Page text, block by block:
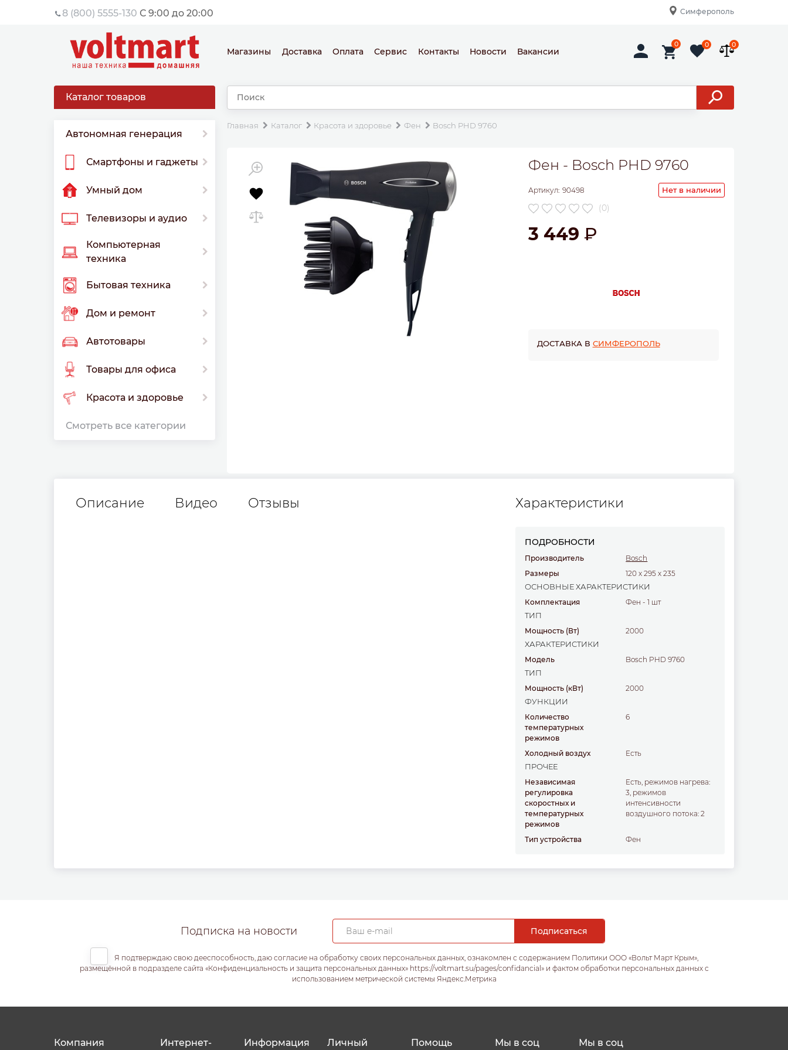
8 (800) 5555-130 С 9:00 до 20:00 Симферополь
Магазины Доставка Оплата Сервис Контакты Новости Вакансии
0 0 0
Каталог товаров
Автономная генерация
Смартфоны и гаджеты
Умный дом
Телевизоры и аудио
Компьютерная
техника
Бытовая техника
Дом и ремонт
Автотовары
Товары для офиса
Красота и здоровье
Смотреть все категории
Главная Каталог Красота и здоровье Фен Bosch PHD 9760
Фен - Bosch PHD 9760
Артикул: 90498 Нет в наличии
(0)
3 449
ДОСТАВКА В СИМФЕРОПОЛЬ
Описание Видео Отзывы Характеристики
ПОДРОБНОСТИ
Производитель
Bosch
Размеры
120 x295 x235
ОСНОВНЫЕ ХАРАКТЕРИСТИКИ
Комплектация Фен - 1 шт
ТИП
Мощность (Вт) 2000
ХАРАКТЕРИСТИКИ
Модель Bosch PHD 9760
ТИП
Мощность (кВт) 2000
ФУНКЦИИ
Количество
температурных
режимов
6
Холодный воздух есть
ПРОЧЕЕ
Независимая
регулировка
скоростных и
температурных
режимов
есть, режимов нагрева:
3, режимов
интенсивности
воздушного потока: 2
Тип устройства фен
Подписка на новости
Я подтверждаю свою дееспособность, даю согласие на обработку своих персональных данных, ознакомлен с содержанием Политики ООО «Вольт Март Крым»,
размещённой в подразделе сайта «Конфиденциальность и защита персональных данных» https://voltmart.su/pages/confidancial» и фактом обработки персональных данных с
использованием метрической системы Яндекс.Метрика
Компания Интернет- Информация Личный Помощь Мы в соц Мы в соц